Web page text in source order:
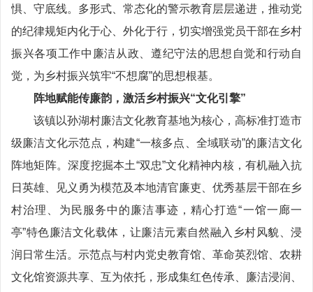
惧、守底线。多形式、常态化的警示教育层层递进，推动党
的纪律规矩内化于心、外化于行，切实增强党员干部在乡村
振兴各项工作中廉洁从政、遵纪守法的思想自觉和行动自
觉，为乡村振兴筑牢“不想腐”的思想根基。
阵地赋能传廉韵，激活乡村振兴“文化引擎”
该镇以孙湖村廉洁文化教育基地为核心，高标准打造市
级廉洁文化示范点，构建“一核多点、全域联动”的廉洁文化
阵地矩阵。深度挖掘本土“双忠”文化精神内核，有机融入抗
日英雄、见义勇为模范及本地清官廉吏、优秀基层干部在乡
村治理、为民服务中的廉洁事迹，精心打造“一馆一廊一
亭”特色廉洁文化载体，让廉洁元素自然融入乡村风貌、浸
润日常生活。示范点与村内党史教育馆、革命英烈馆、农耕
文化馆资源共享、互为依托，形成集红色传承、廉洁浸润、